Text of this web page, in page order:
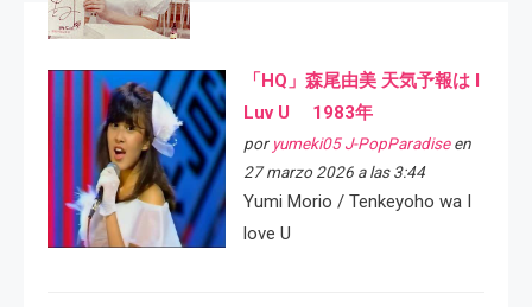
「HQ」森尾由美 天気予報は I
Luv U 1983年
por yumeki05 J-PopParadiseen
27 marzo 2026 a las 3:44
Yumi Morio / Tenkeyoho wa I
love U